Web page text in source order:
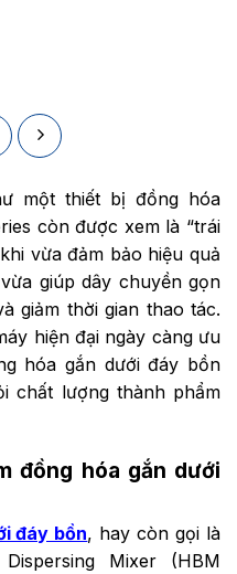
một thiết bị đồng hóa
còn được xem là “trái
vừa đảm bảo hiệu quả
giúp dây chuyền gọn
giảm thời gian thao tác.
hiện đại ngày càng ưu
hóa gắn dưới đáy bồn
chất lượng thành phẩm
đồng hóa gắn dưới
đáy bồn, hay còn gọi là
Mixer (HBM